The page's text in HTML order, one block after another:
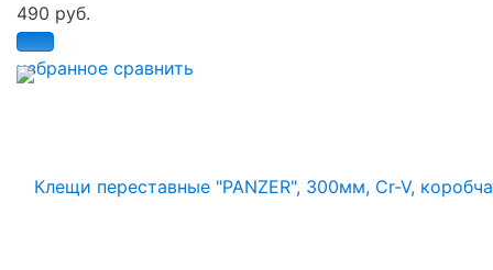
избранное сравнить
490 руб.